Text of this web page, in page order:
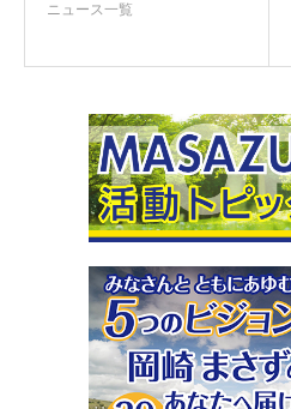
ニュース一覧